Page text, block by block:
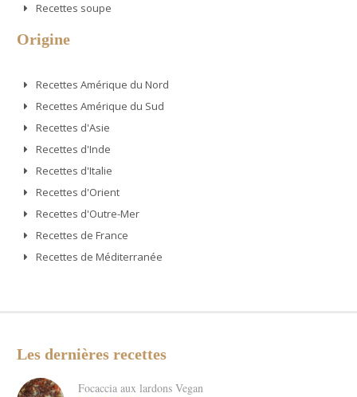
Recettes soupe
Origine
Recettes Amérique du Nord
Recettes Amérique du Sud
Recettes d'Asie
Recettes d'Inde
Recettes d'Italie
Recettes d'Orient
Recettes d'Outre-Mer
Recettes de France
Recettes de Méditerranée
Les dernières recettes
Focaccia aux lardons Vegan